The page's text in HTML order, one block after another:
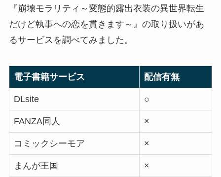
『崩壊モラリティ～変態的露出衣装の異世界転生
だけど執事への恋を貫きます～』の取り扱いがあ
るサービスを調べてみました。
電子書籍サービス 配信有無
DLsite ○
FANZA同人 ×
コミックシーモア ×
まんが王国 ×